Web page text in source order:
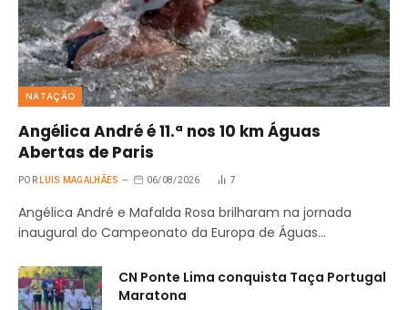
NATAÇÃO
Angélica André é 11.ª nos 10 km Águas
Abertas de Paris
POR LUIS MAGALHÃES 06/08/2026 7
Angélica André e Mafalda Rosa brilharam na jornada
inaugural do Campeonato da Europa de Águas…
CN Ponte Lima conquista Taça Portugal
Maratona